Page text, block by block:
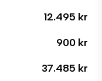
12.495 kr
900 kr
37.485 kr